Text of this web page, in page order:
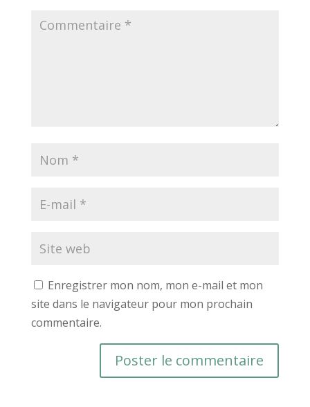
Enregistrer mon nom, mon e-mail et mon
site dans le navigateur pour mon prochain
commentaire.